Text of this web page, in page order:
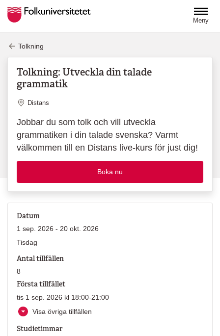
Meny
Tolkning
Tolkning: Utveckla din talade
grammatik
Plats
Distans
Jobbar du som tolk och vill utveckla
grammatiken i din talade svenska? Varmt
välkommen till en Distans live-kurs för just dig!
Boka nu
Datum
1 sep. 2026 - 20 okt. 2026
Tisdag
Antal tillfällen
8
Första tillfället
tis 1 sep. 2026 kl 18:00-21:00
Visa övriga tillfällen
Studietimmar